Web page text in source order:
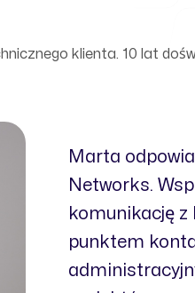
klienta. 10 lat
Marta
Networks.
komunikację z
punktem